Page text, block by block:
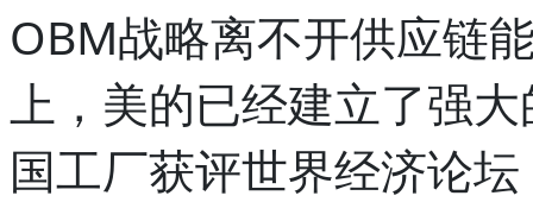
OBM战略离不开供应链
上，美的已经建立了强
国工厂获评世界经济论